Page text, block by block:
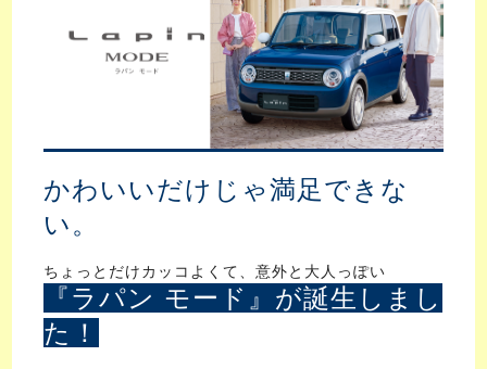
かわいいだけじゃ満足できな
い。
ちょっとだけカッコよくて、意外と大人っぽい
『ラパン モード』が誕生しまし
た！